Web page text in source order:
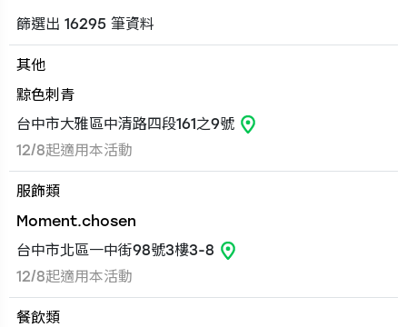
篩選出 16295 筆資料
其他
黥色刺青
台中市大雅區中清路四段161之9號
12/8起適用本活動
服飾類
Moment.chosen
台中市北區一中街98號3樓3-8
12/8起適用本活動
餐飲類